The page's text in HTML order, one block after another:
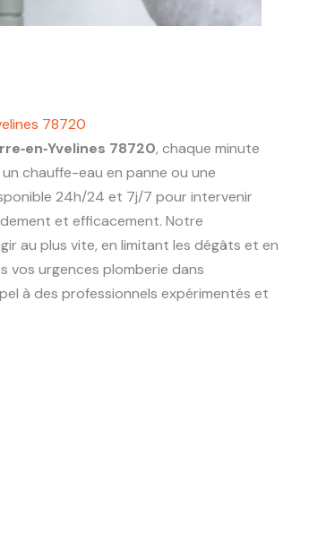
78720
78720, chaque minute
chauffe-eau en panne ou une
24h/24 et 7j/7 pour intervenir
et efficacement. Notre
au plus vite, en limitant les dégâts et en
vos urgences plomberie dans
à des professionnels expérimentés et